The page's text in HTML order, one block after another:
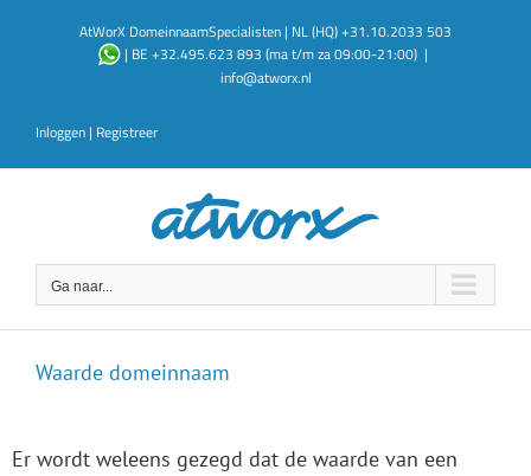
AtWorX DomeinnaamSpecialisten | NL (HQ) +31.10.2033 503
| BE +32.495.623 893 (ma t/m za 09:00-21:00) |
info@atworx.nl
Inloggen | Registreer
Ga naar...
Waarde domeinnaam
Er wordt weleens gezegd dat de waarde van een